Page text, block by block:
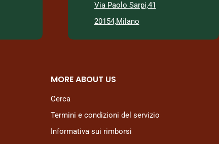
Via Paolo Sarpi,41
20154,Milano
MORE ABOUT US
Cerca
Termini e condizioni del servizio
Informativa sui rimborsi